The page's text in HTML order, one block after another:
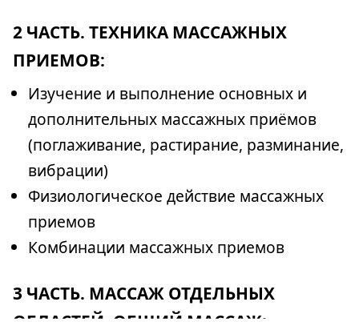
2 ЧАСТЬ. ТЕХНИКА МАССАЖНЫХ
ПРИЕМОВ:
Изучение и выполнение основных и
дополнительных массажных приёмов
(поглаживание, растирание, разминание,
вибрации)
Физиологическое действие массажных
приемов
Комбинации массажных приемов
3 ЧАСТЬ. МАССАЖ ОТДЕЛЬНЫХ